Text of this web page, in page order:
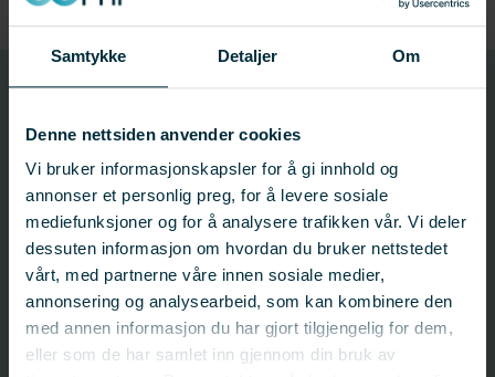
Samtykke Detaljer Om
Denne nettsiden anvender cookies
Vi bruker informasjonskapsler for å gi innhold og
annonser et personlig preg, for å levere sosiale
mediefunksjoner og for å analysere trafikken vår. Vi deler
dessuten informasjon om hvordan du bruker nettstedet
vårt, med partnerne våre innen sosiale medier,
annonsering og analysearbeid, som kan kombinere den
med annen informasjon du har gjort tilgjengelig for dem,
eller som de har samlet inn gjennom din bruk av
Prosjektinformasjon
Prosjektnummer: 901703
Status:
Avsluttet
Startdato: 10.05.2021
Sluttdato: 20.08.2021
Fagfelt:Felles satsingsområder;Marked og samfunn